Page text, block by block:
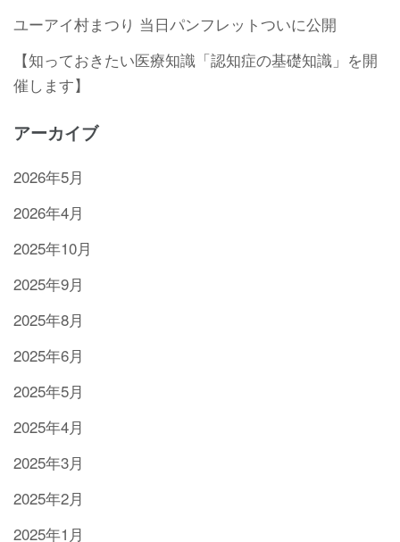
ユーアイ村まつり 当日パンフレットついに公開
【知っておきたい医療知識「認知症の基礎知識」を開
催します】
アーカイブ
2026年5月
2026年4月
2025年10月
2025年9月
2025年8月
2025年6月
2025年5月
2025年4月
2025年3月
2025年2月
2025年1月